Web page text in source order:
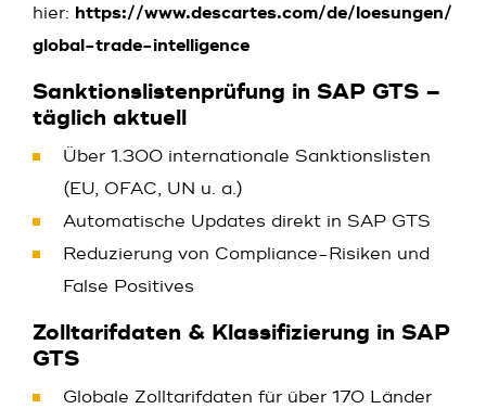
hier: https://www.descartes.com/de/loesungen/
global-trade-intelligence
Sanktionslistenprüfung in SAP GTS –
täglich aktuell
Über 1.300 internationale Sanktionslisten
(EU, OFAC, UN u. a.)
Automatische Updates direkt in SAP GTS
Reduzierung von Compliance-Risiken und
False Positives
Zolltarifdaten & Klassifizierung in SAP
GTS
Globale Zolltarifdaten für über 170 Länder